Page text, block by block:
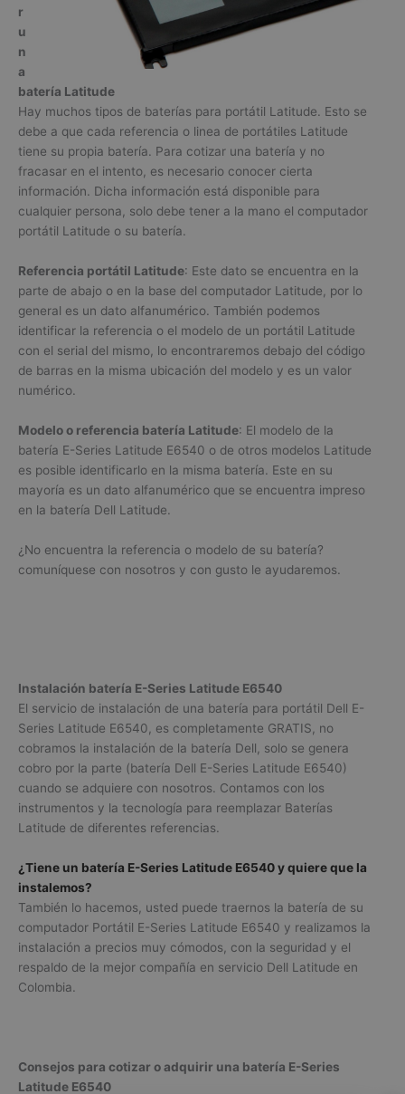
r
u
n
a
batería Latitude
Hay muchos tipos de baterías para portátil Latitude. Esto se
debe a que cada referencia o linea de portátiles Latitude
tiene su propia batería. Para cotizar una batería y no
fracasar en el intento, es necesario conocer cierta
información. Dicha información está disponible para
cualquier persona, solo debe tener a la mano el computador
portátil Latitude o su batería.
Referencia portátil Latitude: Este dato se encuentra en la
parte de abajo o en la base del computador Latitude, por lo
general es un dato alfanumérico. También podemos
identificar la referencia o el modelo de un portátil Latitude
con el serial del mismo, lo encontraremos debajo del código
de barras en la misma ubicación del modelo y es un valor
numérico.
Modelo o referencia batería Latitude: El modelo de la
batería E-Series Latitude E6540 o de otros modelos Latitude
es posible identificarlo en la misma batería. Este en su
mayoría es un dato alfanumérico que se encuentra impreso
en la batería Dell Latitude.
¿No encuentra la referencia o modelo de su batería?
comuníquese con nosotros y con gusto le ayudaremos.
Instalación batería E-Series Latitude E6540
El servicio de instalación de una batería para portátil Dell E-
Series Latitude E6540, es completamente GRATIS, no
cobramos la instalación de la batería Dell, solo se genera
cobro por la parte (batería Dell E-Series Latitude E6540)
cuando se adquiere con nosotros. Contamos con los
instrumentos y la tecnología para reemplazar Baterías
Latitude de diferentes referencias.
¿Tiene un batería E-Series Latitude E6540 y quiere que la
instalemos?
También lo hacemos, usted puede traernos la batería de su
computador Portátil E-Series Latitude E6540 y realizamos la
instalación a precios muy cómodos, con la seguridad y el
respaldo de la mejor compañía en servicio Dell Latitude en
Colombia.
Consejos para cotizar o adquirir una batería E-Series
Latitude E6540